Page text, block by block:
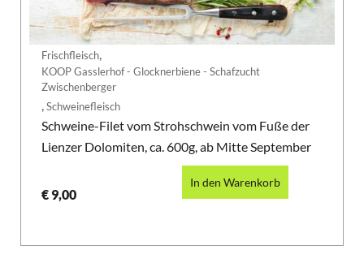
Frischfleisch
KOOP Gasslerhof - Glocknerbiene - Schafzucht
Zwischenberger
Schweinefleisch
Schweine-Filet vom Strohschwein vom Fuße der
Lienzer Dolomiten, ca. 600g, ab Mitte September
€ 9,00
In den Warenkorb